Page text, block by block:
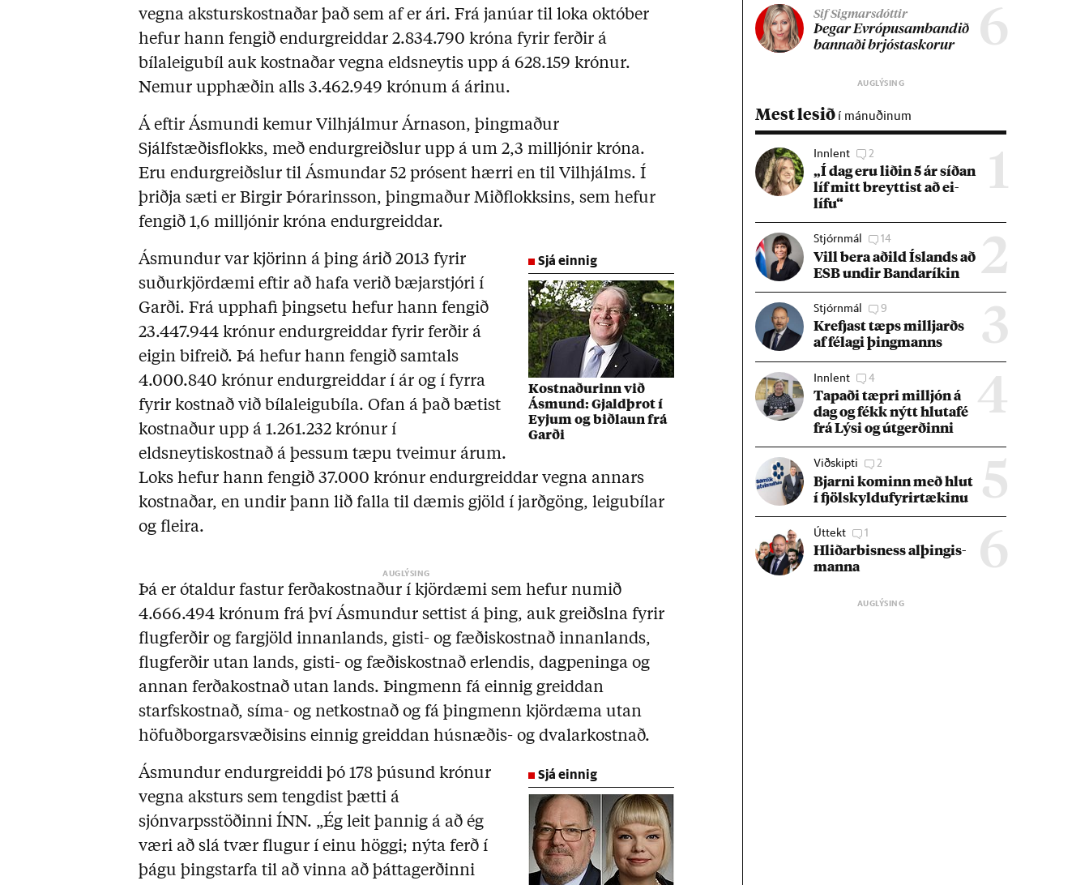
vegna aksturskostnaðar það sem af er ári. Frá janúar til loka október
hefur hann fengið endurgreiddar 2.834.790 króna fyrir ferðir á
bílaleigubíl auk kostnaðar vegna eldsneytis upp á 628.159 krónur.
Nemur upphæðin alls 3.462.949 krónum á árinu.
Á eftir Ásmundi kemur Vilhjálmur Árnason, þingmaður
Sjálfstæðisflokks, með endurgreiðslur upp á um 2,3 milljónir króna.
Eru endurgreiðslur til Ásmundar 52 prósent hærri en til Vilhjálms. Í
þriðja sæti er Birgir Þórarinsson, þingmaður Miðflokksins, sem hefur
fengið 1,6 milljónir króna endurgreiddar.
Sjá einnig
Kostnaðurinn við
Ásmund: Gjaldþrot í
Eyjum og biðlaun frá
Garði
Ásmundur var kjörinn á þing árið 2013 fyrir
suðurkjördæmi eftir að hafa verið bæjarstjóri í
Garði. Frá upphafi þingsetu hefur hann fengið
23.447.944 krónur endurgreiddar fyrir ferðir á
eigin bifreið. Þá hefur hann fengið samtals
4.000.840 krónur endurgreiddar í ár og í fyrra
fyrir kostnað við bílaleigubíla. Ofan á það bætist
kostnaður upp á 1.261.232 krónur í
eldsneytiskostnað á þessum tæpu tveimur árum.
Loks hefur hann fengið 37.000 krónur endurgreiddar vegna annars
kostnaðar, en undir þann lið falla til dæmis gjöld í jarðgöng, leigubílar
og fleira.
Þá er ótaldur fastur ferðakostnaður í kjördæmi sem hefur numið
4.666.494 krónum frá því Ásmundur settist á þing, auk greiðslna fyrir
flugferðir og fargjöld innanlands, gisti- og fæðiskostnað innanlands,
flugferðir utan lands, gisti- og fæðiskostnað erlendis, dagpeninga og
annan ferðakostnað utan lands. Þingmenn fá einnig greiddan
starfskostnað, síma- og netkostnað og fá þingmenn kjördæma utan
höfuðborgarsvæðisins einnig greiddan húsnæðis- og dvalarkostnað.
Sjá einnig
Ásmundur endurgreiddi þó 178 þúsund krónur
vegna aksturs sem tengdist þætti á
sjónvarpsstöðinni ÍNN. „Ég leit þannig á að ég
væri að slá tvær flugur í einu höggi; nýta ferð í
þágu þingstarfa til að vinna að þáttagerðinni
6
Sif Sigmarsdóttir
Þeg­ar Evr­ópu­sam­band­ið
bann­aði brjósta­skor­ur
Mest lesið í mánuðinum
1
Innlent 2
„Í dag eru lið­in 5 ár síð­an
líf mitt breytt­ist að ei­
lífu“
2
Stjórnmál 14
Vill bera að­ild Ís­lands að
ESB und­ir Banda­rík­in
3
Stjórnmál 9
Krefjast tæps millj­arðs
af fé­lagi þing­manns
4
Innlent 4
Tap­aði tæpri millj­ón á
dag og fékk nýtt hluta­fé
frá Lýsi og út­gerð­inni
5
Viðskipti 2
Bjarni kom­inn með hlut
í fjöl­skyldu­fyr­ir­tæk­inu
6
Úttekt 1
Hlið­ar­bis­ness al­þing­is­
manna